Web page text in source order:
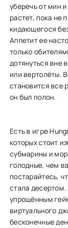
уберечь от мин
растет, пока не
кидающегося
Аппетит ее
только
дотянуться вне
или вертолёты.
становится все
он был полон.
Есть в игре
которых стоит
субмарины и
голодные, чем
постарайтесь,
стала
упрощённым
виртуального
бесконечные